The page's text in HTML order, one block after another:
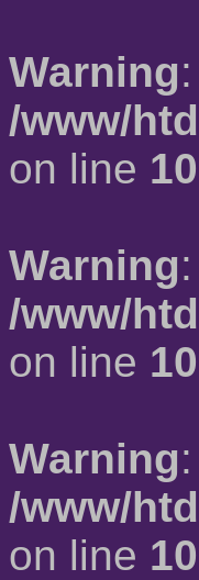
Warning
/www/
on line
Warning
/www/
on line
Warning
/www/
on line